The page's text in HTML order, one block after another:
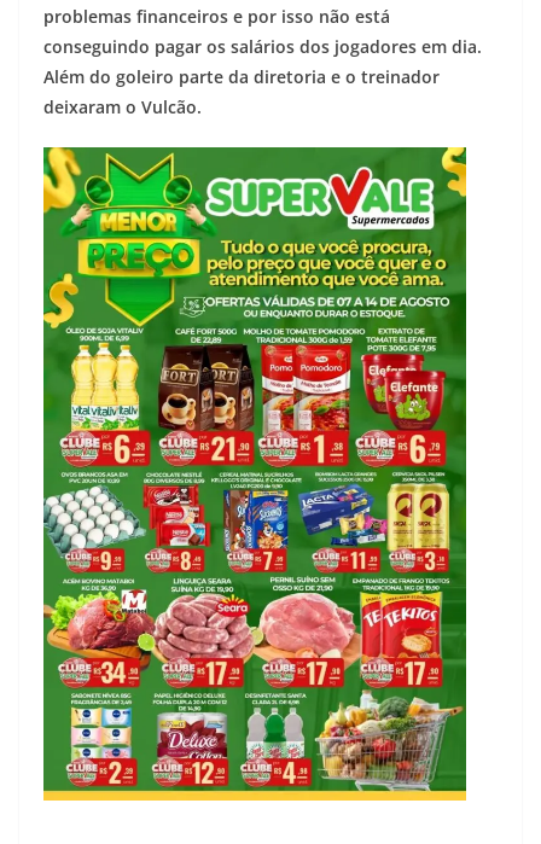
problemas financeiros e por isso não está
conseguindo pagar os salários dos jogadores em dia.
Além do goleiro parte da diretoria e o treinador
deixaram o Vulcão.